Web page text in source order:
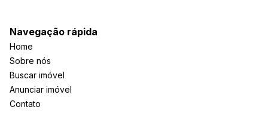
Navegação rápida
Home
Sobre nós
Buscar imóvel
Anunciar imóvel
Contato